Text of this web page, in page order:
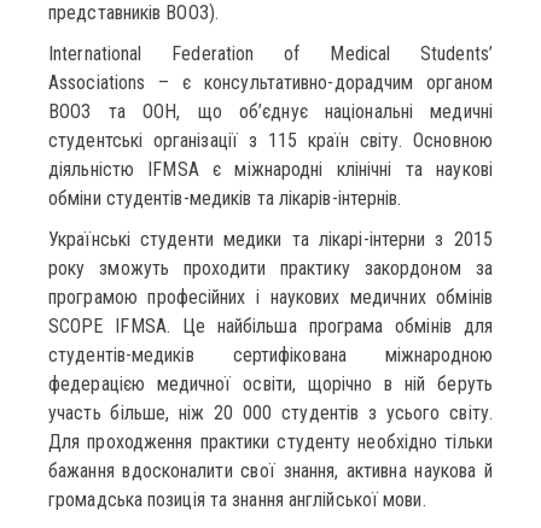
представників ВООЗ).
International Federation of Medical Students’
Associations – є консультативно-дорадчим органом
ВООЗ та ООН, що об’єднує національні медичні
студентські організації з 115 країн світу. Основною
діяльністю IFMSA є міжнародні клінічні та наукові
обміни студентів-медиків та лікарів-інтернів.
Українські студенти медики та лікарі-інтерни з 2015
року зможуть проходити практику закордоном за
програмою професійних і наукових медичних обмінів
SCOPE IFMSA. Це найбільша програма обмінів для
студентів-медиків сертифікована міжнародною
федерацією медичної освіти, щорічно в ній беруть
участь більше, ніж 20 000 студентів з усього світу.
Для проходження практики студенту необхідно тільки
бажання вдосконалити свої знання, активна наукова й
громадська позиція та знання англійської мови.